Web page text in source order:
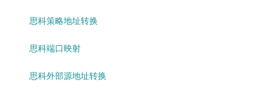
思科策略地址转换
思科端口映射
思科外部源地址转换